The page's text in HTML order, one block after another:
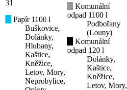
31
Papír 1100 l
Buškovice,
Dolánky,
Hlubany,
Kaštice,
Kněžice,
Letov, Mory,
Neprobylice,
Komunální
odpad 1100 l
Podbořany
(Louny)
Komunální
odpad 120 l
Dolánky,
Kaštice,
Kněžice,
Letov, Mory,